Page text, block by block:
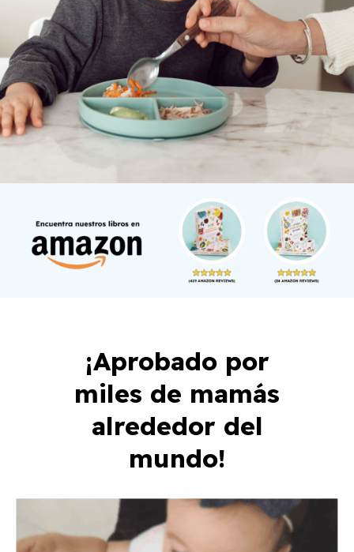
¡Aprobado por
miles de mamás
alrededor del
mundo!